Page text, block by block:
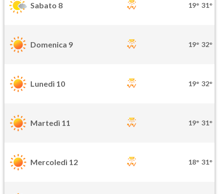
Sabato 8 19° 31°
Domenica 9 19° 32°
Lunedì 10 19° 32°
Martedì 11 19° 31°
Mercoledì 12 18° 31°